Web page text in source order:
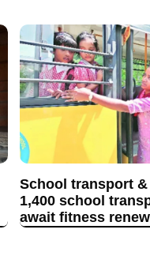
School transport
1,400 school
await fitness